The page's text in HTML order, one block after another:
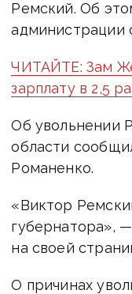
Ремский. Об
администрации
ЧИТАЙТЕ: Зам
зарплату в 2,5
Об увольнении
области
Романенко.
«Виктор
губернатора»,
на своей
О причинах